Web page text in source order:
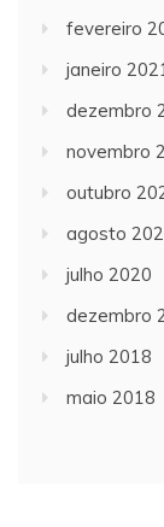
fevereiro
janeiro
dezembro
novembro
outubro
agosto
julho 2020
dezembro
julho 2018
maio 2018